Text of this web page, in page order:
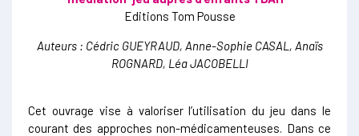
Editions Tom Pousse
Auteurs : Cédric GUEYRAUD, Anne-Sophie CASAL, Anaïs
ROGNARD, Léa JACOBELLI
Cet ouvrage vise à valoriser l’utilisation du jeu dans le
courant des approches non-médicamenteuses. Dans ce